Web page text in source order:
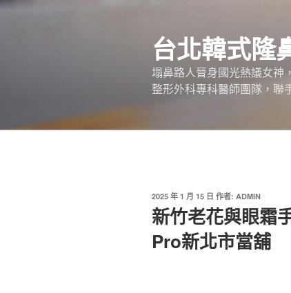
跳
台北韓式隆
塌鼻路人晉身國光熱議女神
整形外科專科醫師團隊，聯
發
佈
於
2025 年 1 月 15 日 作者: ADMIN
新竹老花與眼霜
Pro新北市當舖